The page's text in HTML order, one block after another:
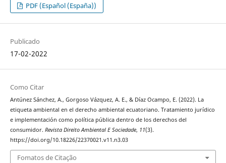
PDF (Español (España))
Publicado
17-02-2022
Como Citar
Antúnez Sánchez, A., Gorgoso Vázquez, A. E., & Díaz Ocampo, E. (2022). La
etiqueta ambiental en el derecho ambiental ecuatoriano. Tratamiento jurídico
e implementación como política pública dentro de los derechos del
consumidor. Revista Direito Ambiental E Sociedade, 11(3).
https://doi.org/10.18226/22370021.v11.n3.03
Fomatos de Citação